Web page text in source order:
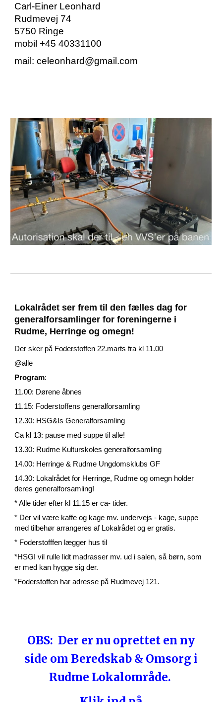
Carl-Einer Leonhard
Rudmevej 74
5750 Ringe
mobil +45 40331100
mail: celeonhard@gmail.com
Lokalrådet ser frem til den fælles dag for
generalforsamlinger for foreningerne i
Rudme, Herringe og omegn!
Der sker på Foderstoffen 22.marts fra kl 11.00
@alle
Program:
11.00: Dørene åbnes
11.15: Foderstoffens generalforsamling
12.30: HSG&Is Generalforsamling
Ca kl 13: pause med suppe til alle!
13.30: Rudme Kulturskoles generalforsamling
14.00: Herringe & Rudme Ungdomsklubs GF
14.30: Lokalrådet for Herringe, Rudme og omegn holder
deres generalforsamling!
* Alle tider efter kl 11.15 er ca- tider.
* Der vil være kaffe og kage mv. undervejs - kage, suppe
med tilbehør arrangeres af Lokalrådet og er gratis.
* Foderstofffen lægger hus til
*HSGI vil rulle lidt madrasser mv. ud i salen, så børn, som
er med kan hygge sig der.
*Foderstoffen har adresse på Rudmevej 121.
OBS: Der er nu oprettet en ny
side om Beredskab & Omsorg i
Rudme Lokalområde.